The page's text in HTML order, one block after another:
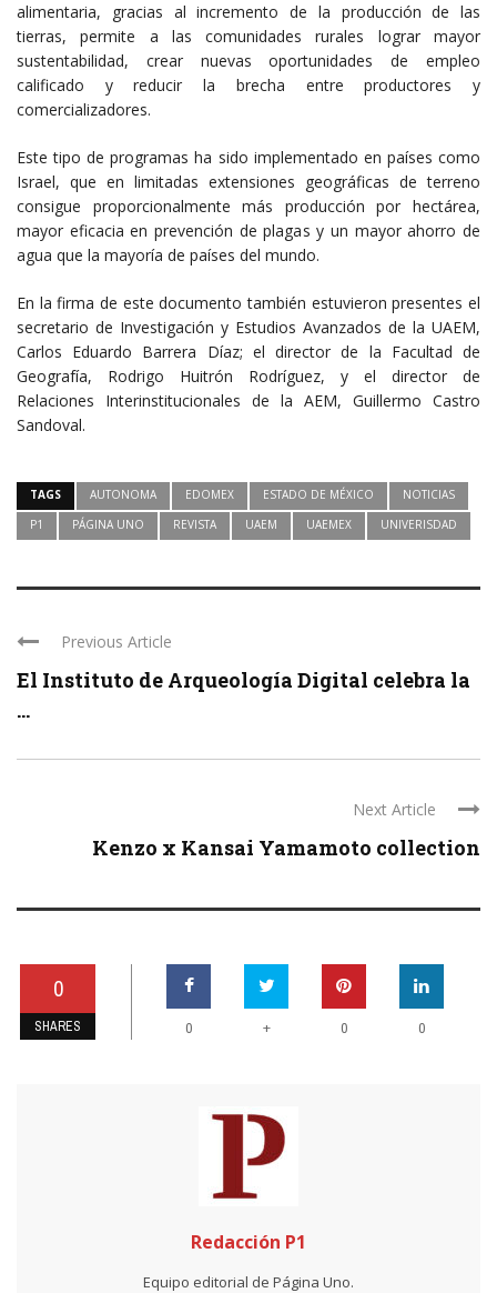
alimentaria, gracias al incremento de la producción de las
tierras, permite a las comunidades rurales lograr mayor
sustentabilidad, crear nuevas oportunidades de empleo
calificado y reducir la brecha entre productores y
comercializadores.
Este tipo de programas ha sido implementado en países como
Israel, que en limitadas extensiones geográficas de terreno
consigue proporcionalmente más producción por hectárea,
mayor eficacia en prevención de plagas y un mayor ahorro de
agua que la mayoría de países del mundo.
En la firma de este documento también estuvieron presentes el
secretario de Investigación y Estudios Avanzados de la UAEM,
Carlos Eduardo Barrera Díaz; el director de la Facultad de
Geografía, Rodrigo Huitrón Rodríguez, y el director de
Relaciones Interinstitucionales de la AEM, Guillermo Castro
Sandoval.
TAGS AUTONOMA EDOMEX ESTADO DE MÉXICO
NOTICIAS
P1
PÁGINA UNO REVISTA UAEM UAEMEX UNIVERISDAD
Previous Article
El Instituto de Arqueología Digital celebra la
...
Next Article
Kenzo x Kansai Yamamoto collection
0
SHARES 0 + 0 0
Redacción P1
Equipo editorial de Página Uno.